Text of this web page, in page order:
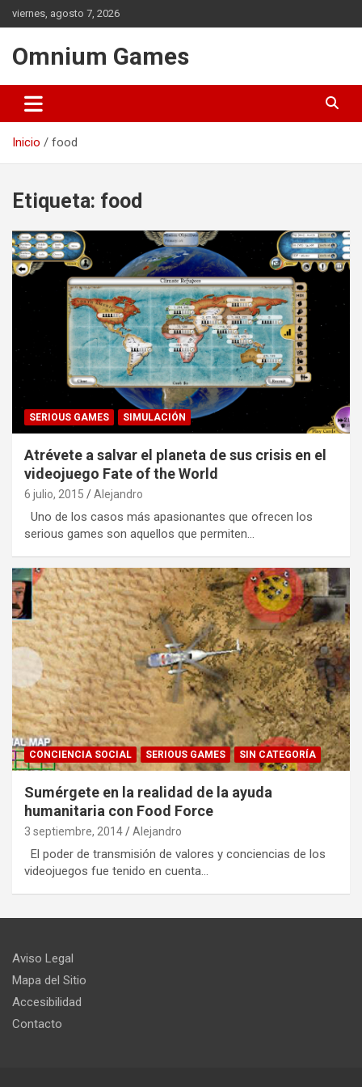
Saltar
al
viernes, agosto 7, 2026
Omnium Games
Inicio food
Etiqueta: food
SERIOUS GAMES SIMULACIÓN
Atrévete a salvar el planeta de sus crisis en el
videojuego Fate of the World
6 julio, 2015 Alejandro
Uno de los casos más apasionantes que ofrecen los
serious games son aquellos que permiten…
CONCIENCIA SOCIAL SERIOUS GAMES SIN CATEGORÍA
Sumérgete en la realidad de la ayuda
humanitaria con Food Force
3 septiembre, 2014 Alejandro
El poder de transmisión de valores y conciencias de los
videojuegos fue tenido en cuenta…
Aviso Legal
Mapa del Sitio
Accesibilidad
Contacto